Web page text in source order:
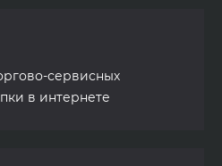
сервисных
в интернете